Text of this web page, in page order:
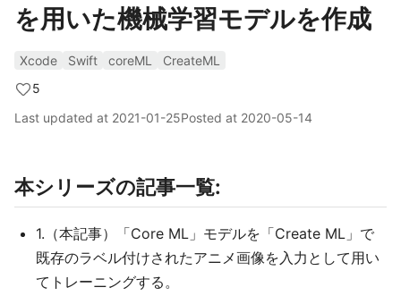
を用いた機械学習モデルを作成
Xcode Swift coreML
CreateML
5
Last updated at 2021-01-25Posted at 2020-05-14
本シリーズの記事一覧:
1.（本記事）「Core ML」モデルを「Create ML」で
既存のラベル付けされたアニメ画像を入力として用い
てトレーニングする。